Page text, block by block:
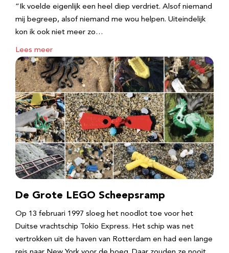
“Ik voelde eigenlijk een heel diep verdriet. Alsof niemand
mij begreep, alsof niemand me wou helpen. Uiteindelijk
kon ik ook niet meer zo…
Lees meer
De Grote LEGO Scheepsramp
Op 13 februari 1997 sloeg het noodlot toe voor het
Duitse vrachtschip Tokio Express. Het schip was net
vertrokken uit de haven van Rotterdam en had een lange